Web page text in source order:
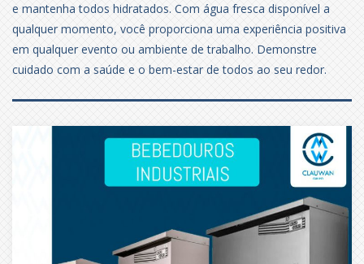
e mantenha todos hidratados. Com água fresca disponível a
qualquer momento, você proporciona uma experiência positiva
em qualquer evento ou ambiente de trabalho. Demonstre
cuidado com a saúde e o bem-estar de todos ao seu redor.